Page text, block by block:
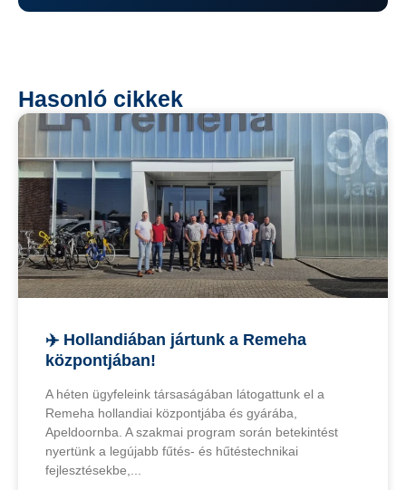
Hasonló cikkek
✈️ Hollandiában jártunk a Remeha
központjában!
A héten ügyfeleink társaságában látogattunk el a
Remeha hollandiai központjába és gyárába,
Apeldoornba. A szakmai program során betekintést
nyertünk a legújabb fűtés- és hűtéstechnikai
fejlesztésekbe,